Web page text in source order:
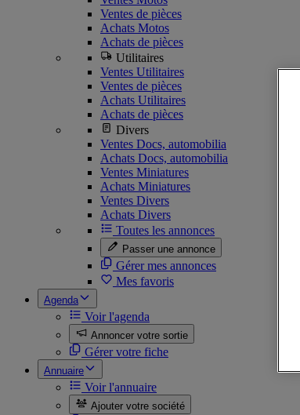
Ventes de pièces
Achats Motos
Achats de pièces
Utilitaires
Ventes Utilitaires
Ventes de pièces
Achats Utilitaires
Achats de pièces
Divers
Ventes Docs, automobilia
Achats Docs, automobilia
Ventes Miniatures
Achats Miniatures
Ventes Divers
Achats Divers
Toutes les annonces
Passer une annonce
Gérer mes annonces
Mes favoris
Agenda
Voir l'agenda
Annoncer votre sortie
Gérer votre fiche
Annuaire
Voir l'annuaire
Ajouter votre société